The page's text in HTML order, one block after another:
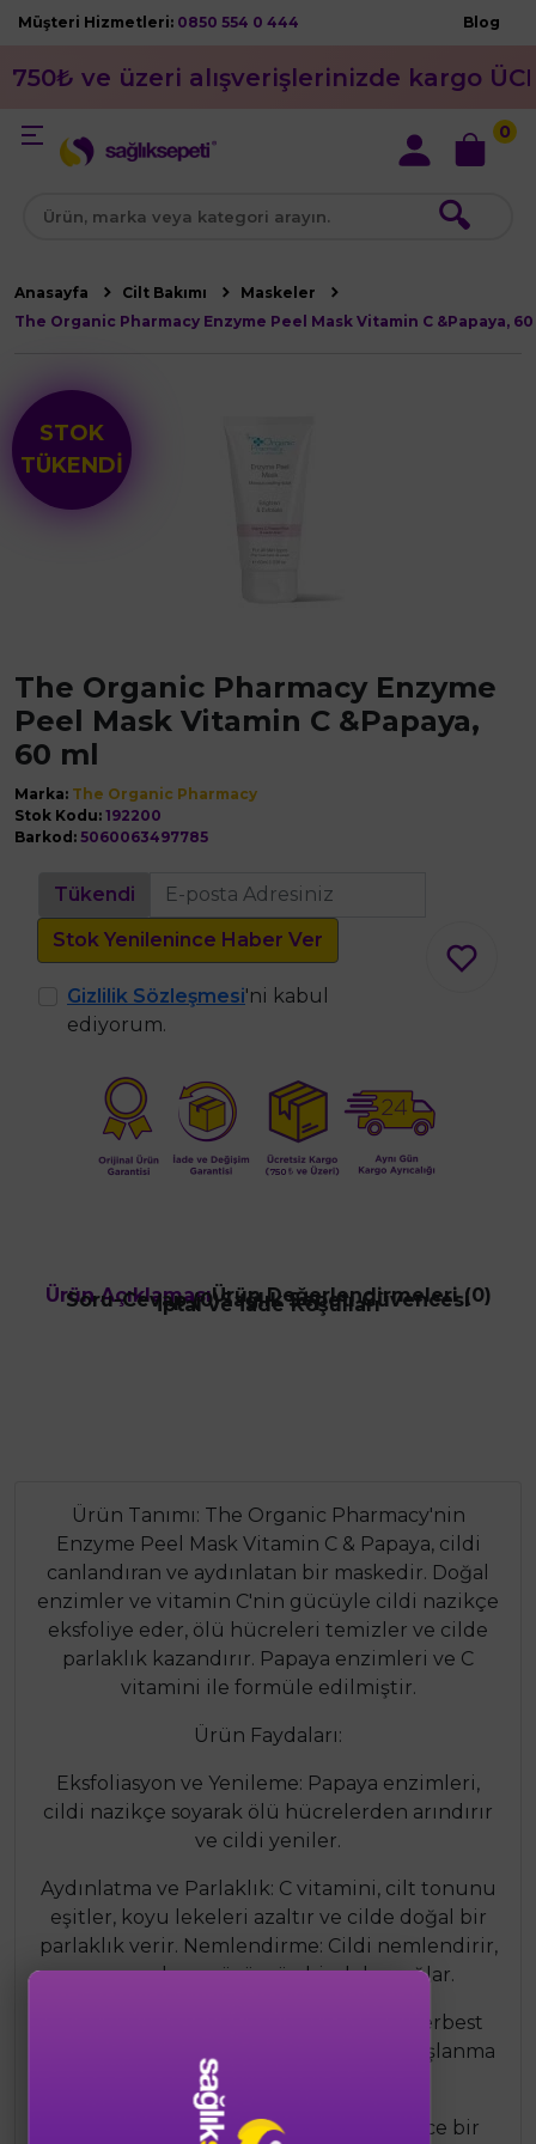
Müşteri Hizmetleri: 0850 554 0 444 Blog
750₺ ve üzeri alışverişlerinizde kargo
🔍
0
Anasayfa Cilt Bakımı
Maskeler
The Organic Pharmacy Enzyme Peel Mask Vitamin C &Papaya,
STOK
TÜKENDİ
The Organic Pharmacy Enzyme
Peel Mask Vitamin C &Papaya,
60 ml
Marka: The Organic Pharmacy
Stok Kodu: 192200
Barkod: 5060063497785
Tükendi
Stok Yenilenince Haber Ver
Gizlilik Sözleşmesi'ni kabul
ediyorum.
Ürün AçıklamasıÜrün Değerlendirmeleri (0)
Soru-Cevap (0)Sağlık Sepeti Güvencesi
İptal ve İade Koşulları
Ürün Tanımı: The Organic Pharmacy'nin
Enzyme Peel Mask Vitamin C & Papaya, cildi
canlandıran ve aydınlatan bir maskedir. Doğal
enzimler ve vitamin C'nin gücüyle cildi nazikçe
eksfoliye eder, ölü hücreleri temizler ve cilde
parlaklık kazandırır. Papaya enzimleri ve C
vitamini ile formüle edilmiştir.
Ürün Faydaları:
Eksfoliasyon ve Yenileme: Papaya enzimleri,
cildi nazikçe soyarak ölü hücrelerden arındırır
ve cildi yeniler.
Aydınlatma ve Parlaklık: C vitamini, cilt tonunu
eşitler, koyu lekeleri azaltır ve cilde doğal bir
parlaklık verir. Nemlendirme: Cildi nemlendirir,
yumuşak ve pürüzsüz bir doku sağlar.
Antioksidan Koruma: C vitamini, cildi serbest
radikallerin zararlarına karşı korur ve yaşlanma
belirtilerini azaltır.
Kullanım Şekli: Temiz ve kuru cilde ince bir